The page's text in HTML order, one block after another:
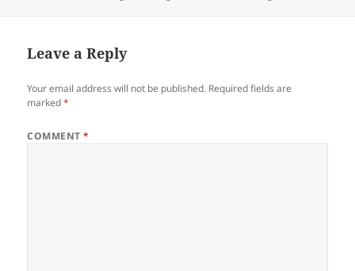
Leave a Reply
Your email address will not be published. Required fields are
marked*
COMMENT*